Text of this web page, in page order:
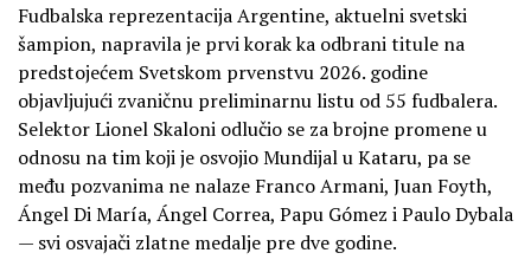
Fudbalska reprezentacija Argentine, aktuelni svetski
šampion, napravila je prvi korak ka odbrani titule na
predstojećem Svetskom prvenstvu 2026. godine
objavljujući zvaničnu preliminarnu listu od 55 fudbalera.
Selektor Lionel Skaloni odlučio se za brojne promene u
odnosu na tim koji je osvojio Mundijal u Kataru, pa se
među pozvanima ne nalaze Franco Armani, Juan Foyth,
Ángel Di María, Ángel Correa, Papu Gómez i Paulo Dybala
— svi osvajači zlatne medalje pre dve godine.